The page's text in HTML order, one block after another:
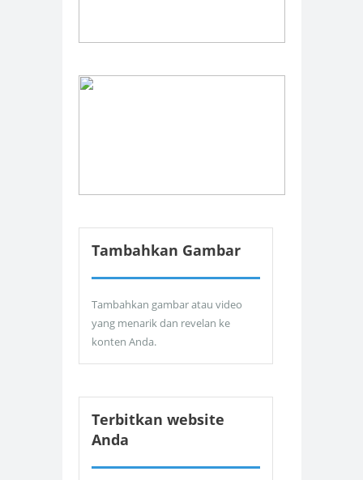
Tambahkan Gambar
Tambahkan gambar atau video
yang menarik dan revelan ke
konten Anda.
Terbitkan website
Anda